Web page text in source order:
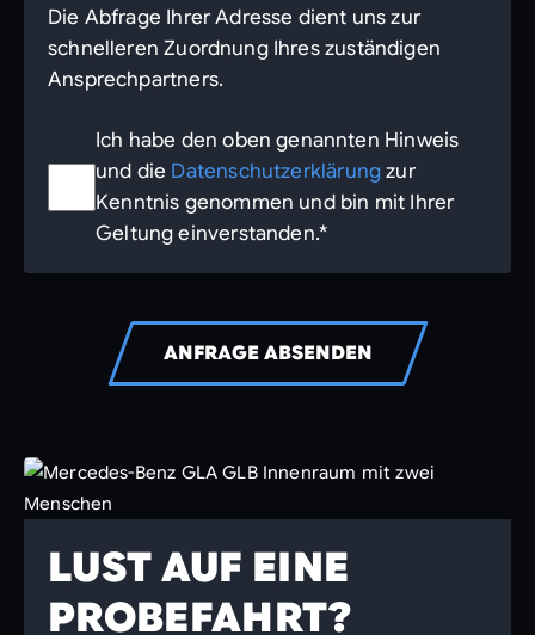
Die Abfrage Ihrer Adresse dient uns zur
schnelleren Zuordnung Ihres zuständigen
Ansprechpartners.
Ich habe den oben genannten Hinweis
und die Datenschutzerklärungzur
Kenntnis genommen und bin mit Ihrer
Geltung einverstanden.*
ANFRAGE ABSENDEN
LUST AUF EINE
PROBEFAHRT?